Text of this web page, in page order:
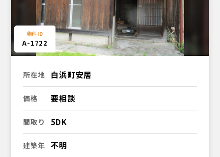
A-1722
所在地 白浜町安居
価格 要相談
間取り 5DK
建築年 不明